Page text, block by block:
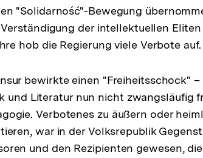
"Solidarność"-Bewegung
der intellektuellen
hob die Regierung viele Verbote auf.
bewirkte einen "Freiheitsschock"
und Literatur nun nicht zwangsläufig
Verbotenes zu äußern oder
war in der Volksrepublik
und den Rezipienten gewesen,